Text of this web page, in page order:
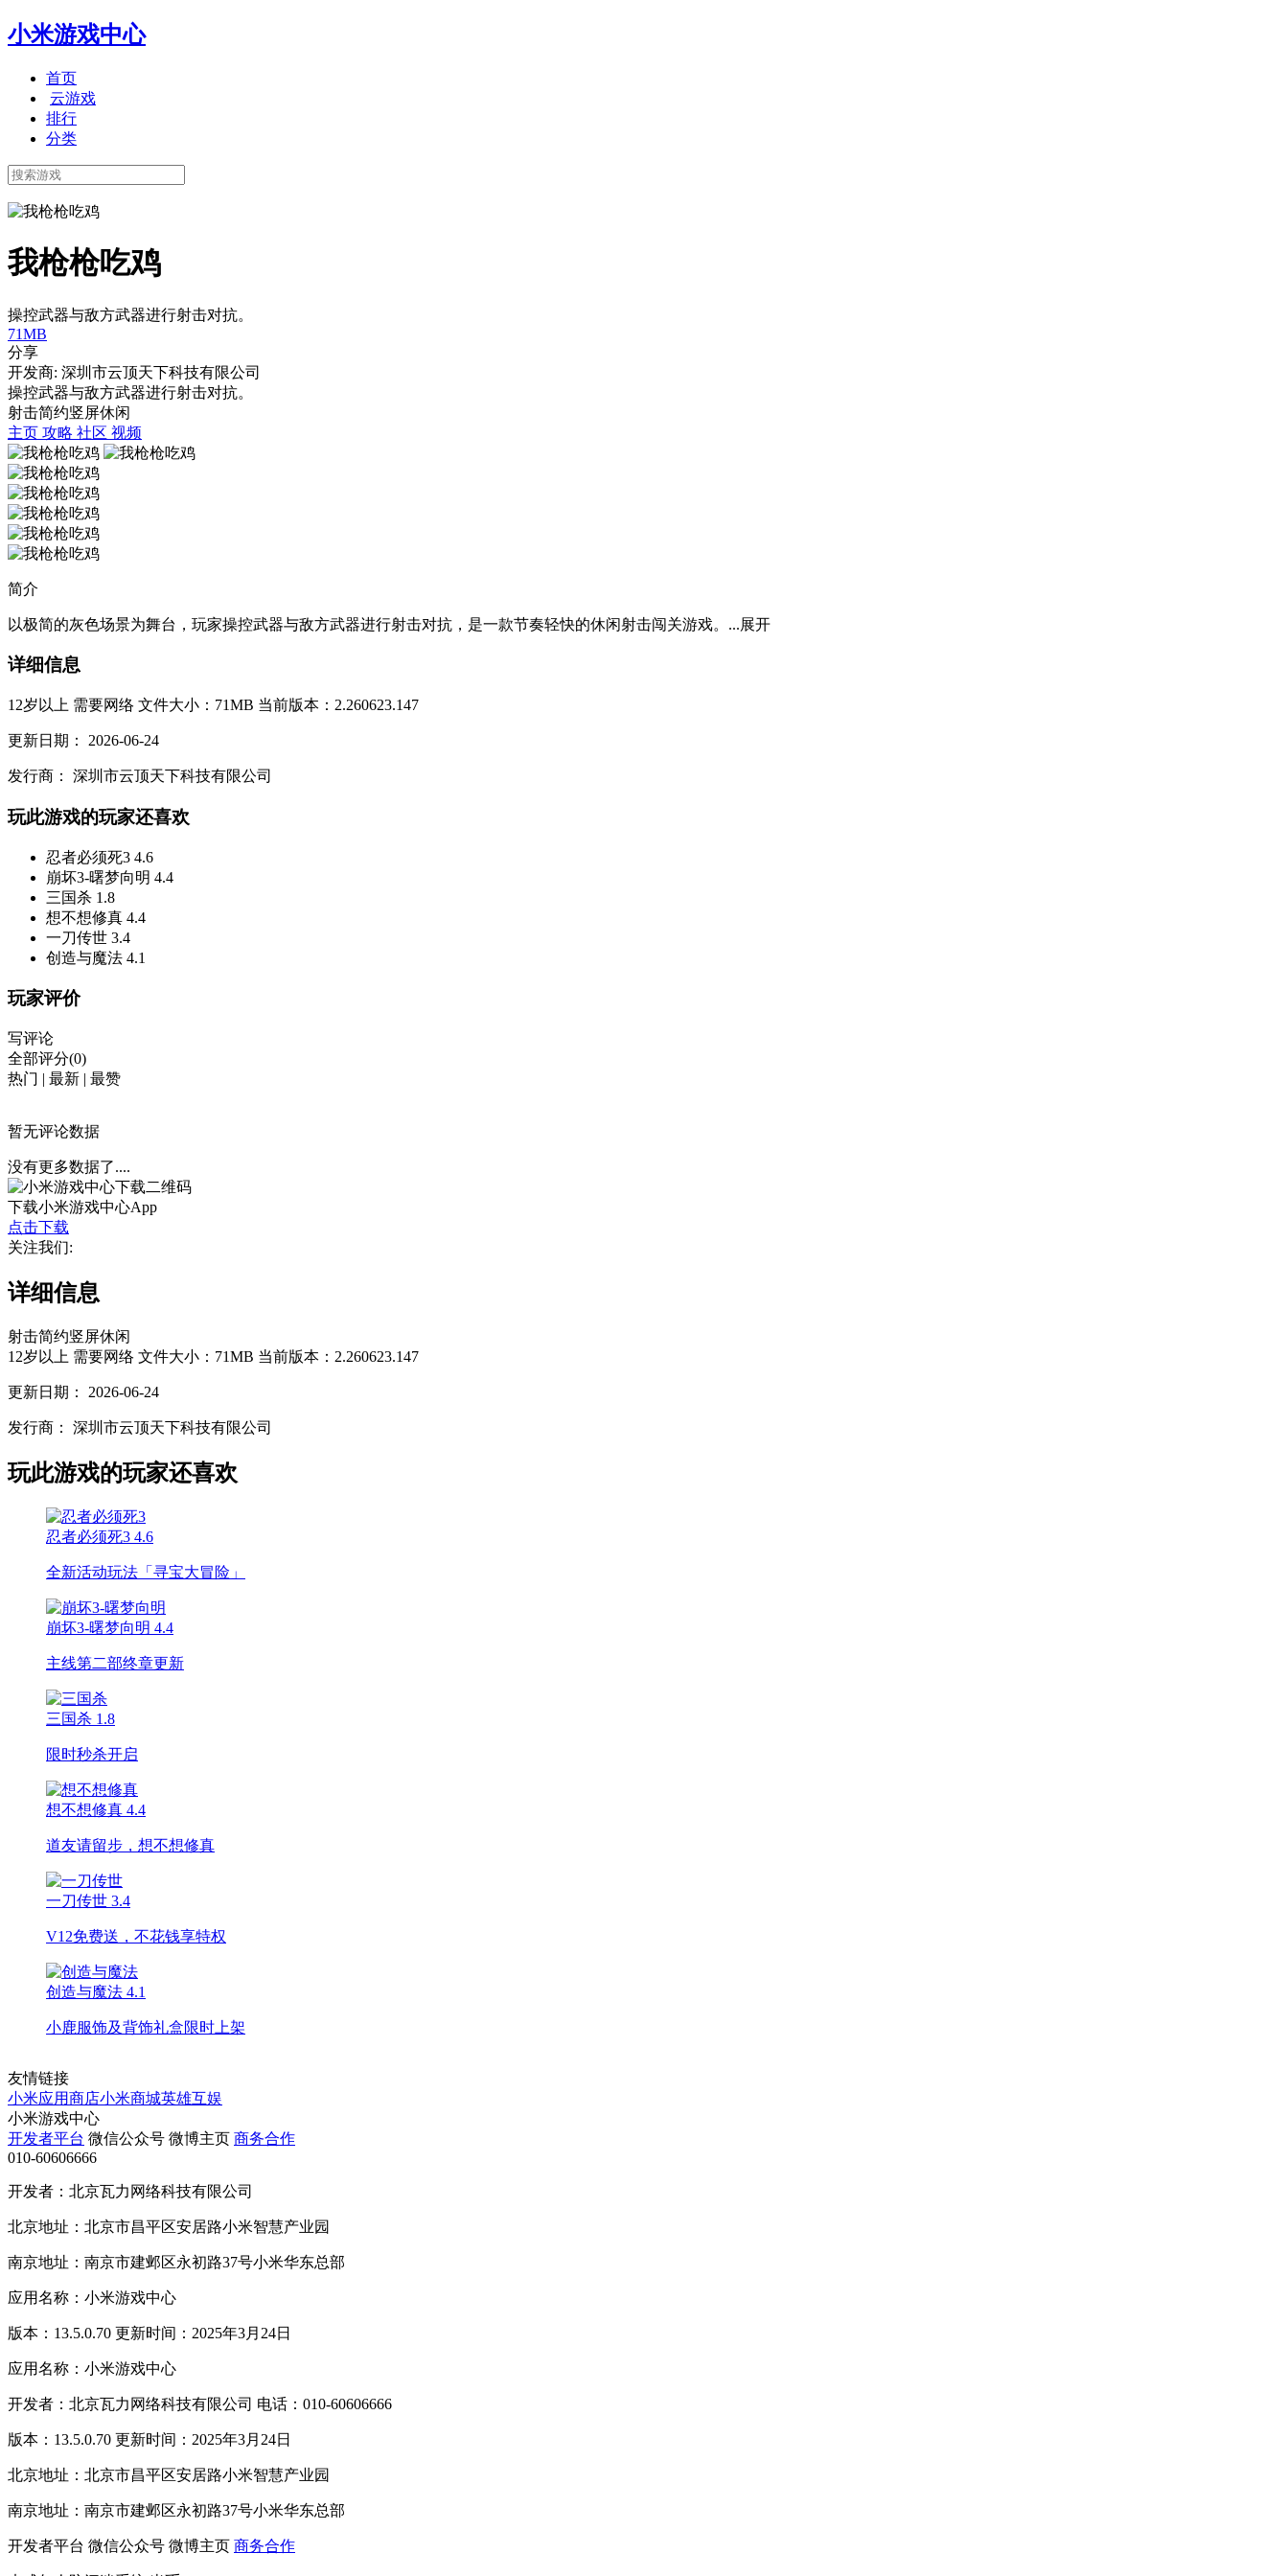
小米游戏中心
首页
云游戏
排行
分类
我枪枪吃鸡
操控武器与敌方武器进行射击对抗。
71MB
分享
开发商: 深圳市云顶天下科技有限公司
操控武器与敌方武器进行射击对抗。
射击简约竖屏休闲
主页 攻略 社区 视频
简介
以极简的灰色场景为舞台，玩家操控武器与敌方武器进行射击对抗，是一款节奏轻快的休闲射击闯关游戏。...展开
详细信息
12岁以上 需要网络 文件大小：71MB 当前版本：2.260623.147
更新日期： 2026-06-24
发行商： 深圳市云顶天下科技有限公司
玩此游戏的玩家还喜欢
忍者必须死3 4.6
崩坏3-曙梦向明 4.4
三国杀 1.8
想不想修真 4.4
一刀传世 3.4
创造与魔法 4.1
玩家评价
写评论
全部评分(0)
热门 | 最新 | 最赞
暂无评论数据
没有更多数据了....
下载小米游戏中心App
点击下载
关注我们:
详细信息
射击简约竖屏休闲
12岁以上 需要网络 文件大小：71MB 当前版本：2.260623.147
更新日期： 2026-06-24
发行商： 深圳市云顶天下科技有限公司
玩此游戏的玩家还喜欢
忍者必须死3 4.6
全新活动玩法「寻宝大冒险」
崩坏3-曙梦向明 4.4
主线第二部终章更新
三国杀 1.8
限时秒杀开启
想不想修真 4.4
道友请留步，想不想修真
一刀传世 3.4
V12免费送，不花钱享特权
创造与魔法 4.1
小鹿服饰及背饰礼盒限时上架
友情链接
小米应用商店小米商城英雄互娱
小米游戏中心
开发者平台 微信公众号 微博主页 商务合作
010-60606666
开发者：北京瓦力网络科技有限公司
北京地址：北京市昌平区安居路小米智慧产业园
南京地址：南京市建邺区永初路37号小米华东总部
应用名称：小米游戏中心
版本：13.5.0.70 更新时间：2025年3月24日
应用名称：小米游戏中心
开发者：北京瓦力网络科技有限公司 电话：010-60606666
版本：13.5.0.70 更新时间：2025年3月24日
北京地址：北京市昌平区安居路小米智慧产业园
南京地址：南京市建邺区永初路37号小米华东总部
开发者平台 微信公众号 微博主页 商务合作